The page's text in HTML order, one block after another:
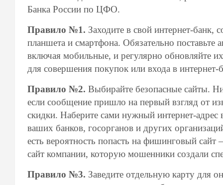
Банка России по ЦФО.
Правило №1. Заходите в свой интернет-банк,
планшета и смартфона. Обязательно
включая мобильные, и регулярно обновляйте
для совершения покупок или входа в интернет-
Правило №2. Выбирайте безопасные сайты.
если сообщение пришло на первый взгляд от
скидки. Наберите сами нужный интернет-
ваших банков, госорганов и других
есть вероятность попасть на фишинговый
сайт компании, которую мошенники создали
Правило №3. Заведите отдельную карту для